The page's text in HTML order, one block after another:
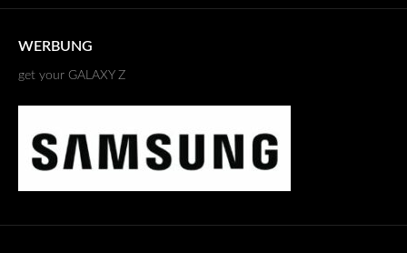
WERBUNG
get your GALAXY Z